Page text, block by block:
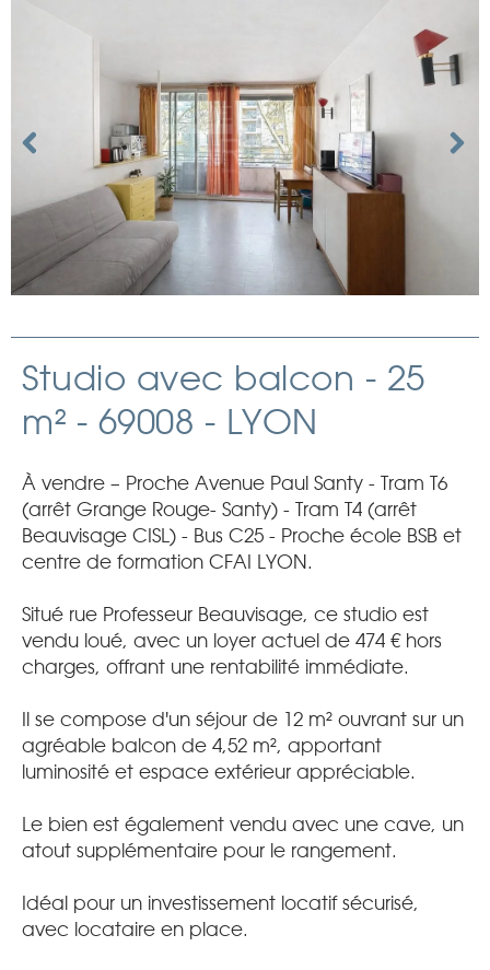
Studio avec balcon - 25
m² - 69008 - LYON
À vendre – Proche Avenue Paul Santy - Tram T6
(arrêt Grange Rouge- Santy) - Tram T4 (arrêt
Beauvisage CISL) - Bus C25 - Proche école BSB et
centre de formation CFAI LYON.
Situé rue Professeur Beauvisage, ce studio est
vendu loué, avec un loyer actuel de 474 € hors
charges, offrant une rentabilité immédiate.
Il se compose d'un séjour de 12 m² ouvrant sur un
agréable balcon de 4,52 m², apportant
luminosité et espace extérieur appréciable.
Le bien est également vendu avec une cave, un
atout supplémentaire pour le rangement.
Idéal pour un investissement locatif sécurisé,
avec locataire en place.